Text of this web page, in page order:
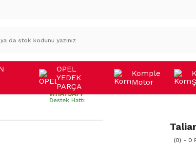
OPEL
YEDEK
PARÇA
Komple
Motor
(0) - 0